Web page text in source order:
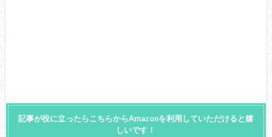
記事が役に立ったらこちらからAmazonを利用していただけると嬉
しいです！